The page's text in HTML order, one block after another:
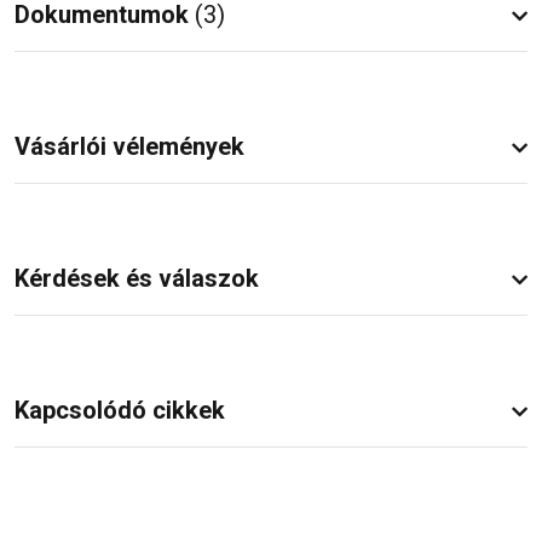
Dokumentumok (3)
Vásárlói vélemények
Kérdések és válaszok
Kapcsolódó cikkek